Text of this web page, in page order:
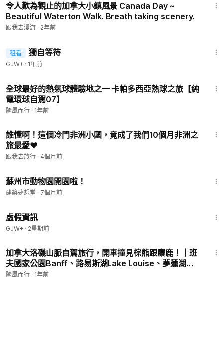
令人歎為觀止的加拿大小鎮風景 Canada Day ~
Beautiful Waterton Walk. Breath taking scenery.
跟我去漫游 · 2年前
租看 獨自等待
GJW+ · 1年前
全球最好的熱氣球體驗地之一 卡帕多西亞熱球之旅【純
電環球自駕07】
隨風而行 · 1年前
誰懂啊！這個冷門非洲小國，竟成了我們10個月非洲之
旅最愛❤️
跟我去旅行 · 4個月前
蘇州市動物園開園啦！
建築夢想堂 · 7個月前
虛假資訊
GJW+ · 2星期前
加拿大洛磯山脈自駕旅行，開車撞見棕熊跟麋鹿！｜班
夫國家公園Banff、路易斯湖Lake Louise、夢蓮湖
Lake Moraine、Jasper國家公園、精靈 #旅遊#加拿
隨風而行 · 1年前